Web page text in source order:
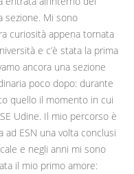
sezione. Mi sono
curiosità appena tornata
e c’è stata la prima
ancora una sezione
poco dopo: durante
quello il momento in cui
Udine. Il mio percorso è
ad ESN una volta conclusi
e negli anni mi sono
il mio primo amore: